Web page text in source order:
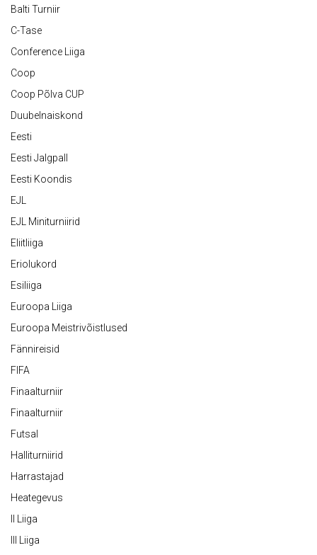
Balti Turniir
C-Tase
Conference Liiga
Coop
Coop Põlva CUP
Duubelnaiskond
Eesti
Eesti Jalgpall
Eesti Koondis
EJL
EJL Miniturniirid
Eliitliiga
Eriolukord
Esiliiga
Euroopa Liiga
Euroopa Meistrivõistlused
Fännireisid
FIFA
Finaalturniir
Finaalturniir
Futsal
Halliturniirid
Harrastajad
Heategevus
II Liiga
III Liiga